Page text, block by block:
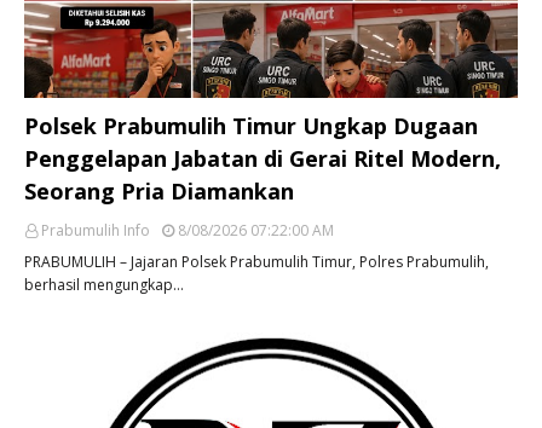
Polsek Prabumulih Timur Ungkap Dugaan
Penggelapan Jabatan di Gerai Ritel Modern,
Seorang Pria Diamankan
Prabumulih Info
8/08/2026 07:22:00 AM
PRABUMULIH – Jajaran Polsek Prabumulih Timur, Polres Prabumulih,
berhasil mengungkap…